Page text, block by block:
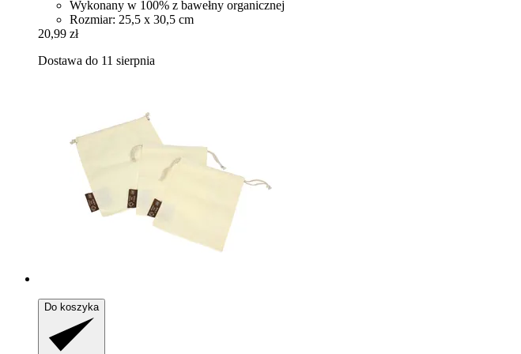
Wykonany w 100% z bawełny organicznej
Rozmiar: 25,5 x 30,5 cm
20,99 zł
Dostawa do 11 sierpnia
Do koszyka